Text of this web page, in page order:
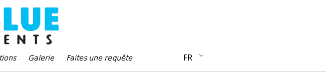
Galerie Faites une requête FR